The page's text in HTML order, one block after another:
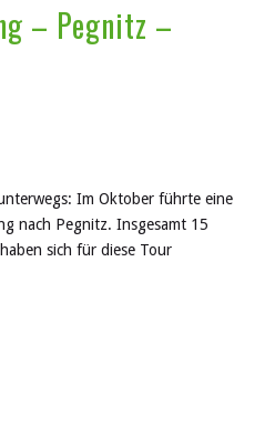
– Pegnitz –
Im Oktober führte eine
nach Pegnitz. Insgesamt 15
sich für diese Tour